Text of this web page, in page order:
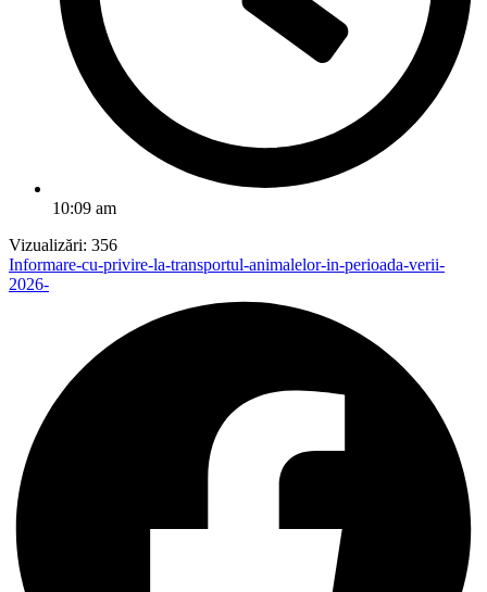
10:09 am
Vizualizări: 356
Informare-cu-privire-la-transportul-animalelor-in-perioada-verii-
2026-